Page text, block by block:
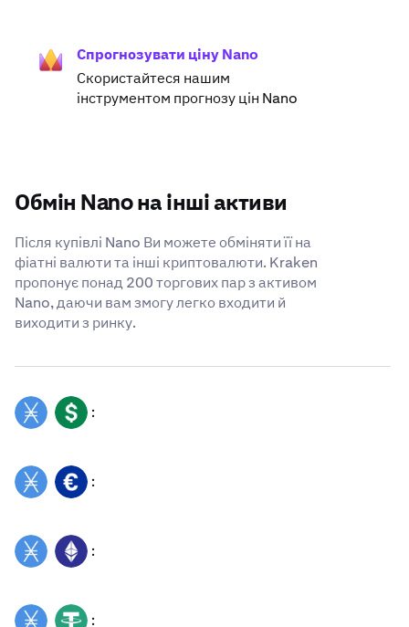
Спрогнозувати ціну Nano
Скористайтеся нашим
інструментом прогнозу цін Nano
Обмін Nano на інші активи
Після купівлі Nano Ви можете обміняти її на
фіатні валюти та інші криптовалюти. Kraken
пропонує понад 200 торгових пар з активом
Nano, даючи вам змогу легко входити й
виходити з ринку.
NANO USD :
NANO EUR :
NANO ETH :
NANO USDT :